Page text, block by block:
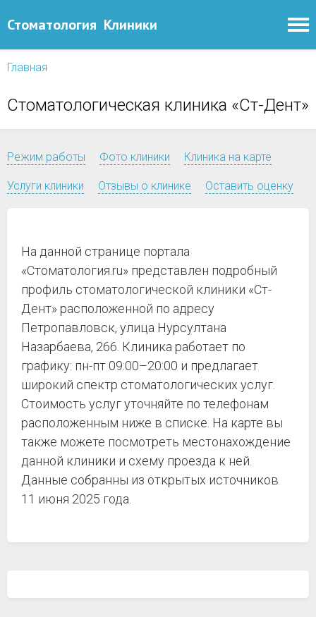
Стоматология Клиники
Главная
Стоматологическая клиника «Ст-Дент»
Режим работы Фото клиники Клиника на карте
Услуги клиники Отзывы о клинике Оставить оценку
На данной странице портала
«Стоматология.ru» представлен подробный
профиль стоматологической клиники «Ст-
Дент» расположенной по адресу
Петропавловск, улица Нурсултана
Назарбаева, 266. Клиника работает по
графику: пн-пт 09:00–20:00 и предлагает
широкий спектр стоматологических услуг.
Стоимость услуг уточняйте по телефонам
расположенным ниже в списке. На карте вы
также можете посмотреть местонахождение
данной клиники и схему проезда к ней.
Данные собранны из открытых источников
11 июня 2025 года.